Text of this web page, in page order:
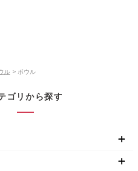
ル >ボウル
ゴリから探す